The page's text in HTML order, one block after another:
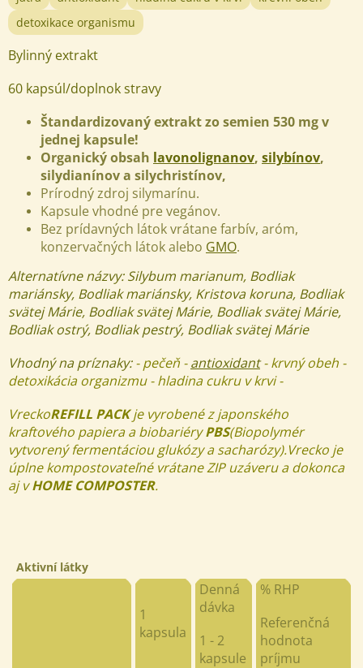
detoxikace organismu
Bylinný extrakt
60 kapsúl/doplnok stravy
Štandardizovaný extrakt zo semien 530 mg v
jednej kapsule!
Organický obsah lavonolignanov, silybínov,
silydianínov a silychristínov,
Prírodný zdroj silymarínu.
Kapsule vhodné pre vegánov.
Bez prídavných látok vrátane farbív, aróm,
konzervačných látok alebo GMO.
Alternatívne názvy: Silybum marianum, Bodliak
mariánsky, Bodliak mariánsky, Kristova koruna, Bodliak
svätej Márie, Bodliak svätej Márie, Bodliak svätej Márie,
Bodliak ostrý, Bodliak pestrý, Bodliak svätej Márie
Vhodný na príznaky:- pečeň -antioxidant- krvný obeh -
detoxikácia organizmu - hladina cukru v krvi -
VreckoREFILL PACKje vyrobené z japonského
kraftového papiera a biobariéryPBS(Biopolymér
vytvorený fermentáciou glukózy a sacharózy).Vrecko je
úplne kompostovateľné vrátane ZIP uzáveru a dokonca
aj vHOME COMPOSTER.
Aktivní látky
1
kapsula
Denná
dávka
1 - 2
kapsule
% RHP
Referenčná
hodnota
príjmu